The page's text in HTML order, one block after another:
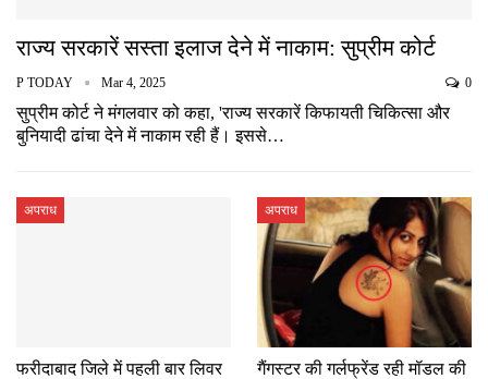
राज्य सरकारें सस्ता इलाज देने में नाकाम: सुप्रीम कोर्ट
P TODAY Mar 4, 2025 0
सुप्रीम कोर्ट ने मंगलवार को कहा, 'राज्य सरकारें किफायती चिकित्सा और
बुनियादी ढांचा देने में नाकाम रही हैं। इससे…
अपराध
फरीदाबाद जिले में पहली बार लिवर
अपराध
गैंगस्टर की गर्लफ्रेंड रही मॉडल की